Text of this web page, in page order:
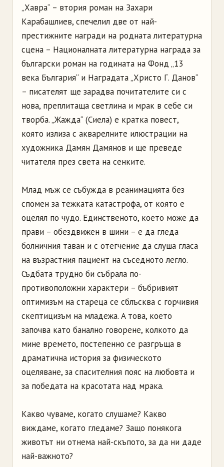
„Хавра“ – втория роман на Захари
Карабашлиев, спечелил две от най-
престижните награди на родната литературна
сцена – Националната литературна награда за
български роман на годината на Фонд „13
века България“ и Наградата „Христо Г. Данов“
– писателят ще зарадва почитателите си с
нова, преплитаща светлина и мрак в себе си
творба. „Жажда“ (Сиела) е кратка повест,
която излиза с акварелните илюстрации на
художника Дамян Дамянов и ще преведе
читателя през света на сенките.
Млад мъж се събужда в реанимацията без
спомен за тежката катастрофа, от която е
оцелял по чудо. Единственото, което може да
прави – обездвижен в шини – е да гледа
болничния таван и с отегчение да слуша гласа
на възрастния пациент на съседното легло.
Съдбата трудно би събрала по-
противоположни характери – бъбривият
оптимизъм на стареца се сблъсква с горчивия
скептицизъм на младежа. A това, което
започва като банално говорене, колкото да
мине времето, постепенно се разгръща в
драматична история за физическото
оцеляване, за спасителния пояс на любовта и
за победата на красотата над мрака.
Какво чуваме, когато слушаме? Какво
виждаме, когато гледаме? Защо понякога
животът ни отнема най-скъпото, за да ни даде
най-важното?